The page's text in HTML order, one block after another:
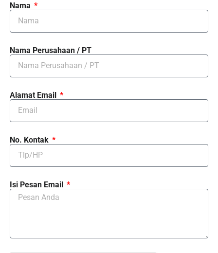
Nama
Nama Perusahaan / PT
Alamat Email
No. Kontak
Isi Pesan Email